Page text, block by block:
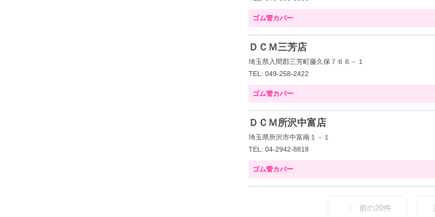
ゴム管カバー
ＤＣＭ三芳店
埼玉県入間郡三芳町藤久保７６６－１
TEL: 049-258-2422
ゴム管カバー
ＤＣＭ所沢中富店
埼玉県所沢市中富南１－１
TEL: 04-2942-8818
ゴム管カバー
前の20件